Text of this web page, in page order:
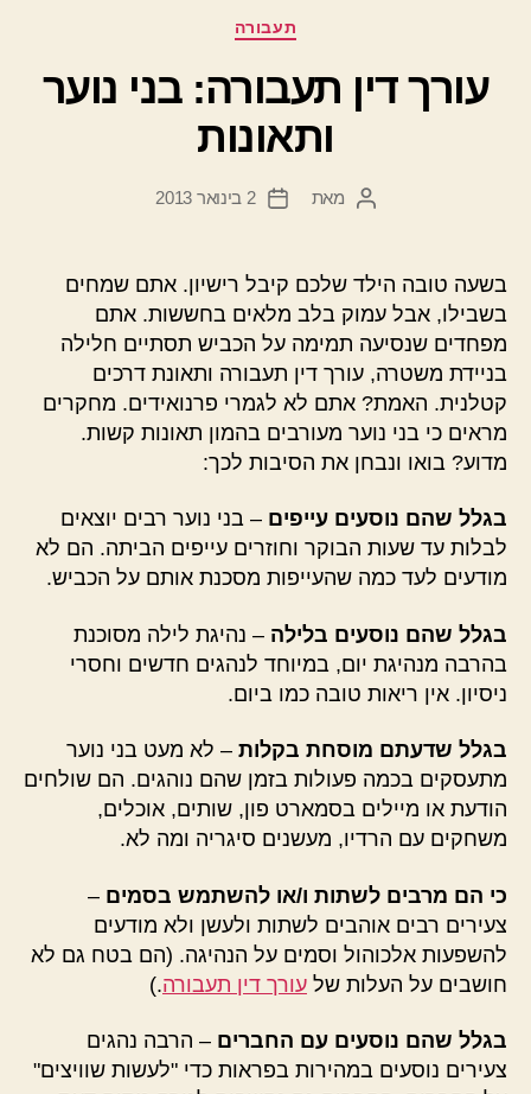
קטגוריותתעבורה
עורך דין תעבורה: בני נוער
ותאונות
המחבר
מאת
תאריך
2 בינואר 2013
בשעה טובה הילד שלכם קיבל רישיון. אתם שמחים
בשבילו, אבל עמוק בלב מלאים בחששות. אתם
מפחדים שנסיעה תמימה על הכביש תסתיים חלילה
בניידת משטרה, עורך דין תעבורה ותאונת דרכים
קטלנית. האמת? אתם לא לגמרי פרנואידים. מחקרים
מראים כי בני נוער מעורבים בהמון תאונות קשות.
מדוע? בואו ונבחן את הסיבות לכך:
בגלל שהם נוסעים עייפים – בני נוער רבים יוצאים
לבלות עד שעות הבוקר וחוזרים עייפים הביתה. הם לא
מודעים לעד כמה שהעייפות מסכנת אותם על הכביש.
בגלל שהם נוסעים בלילה – נהיגת לילה מסוכנת
בהרבה מנהיגת יום, במיוחד לנהגים חדשים וחסרי
ניסיון. אין ריאות טובה כמו ביום.
בגלל שדעתם מוסחת בקלות – לא מעט בני נוער
מתעסקים בכמה פעולות בזמן שהם נוהגים. הם שולחים
הודעת או מיילים בסמארט פון, שותים, אוכלים,
משחקים עם הרדיו, מעשנים סיגריה ומה לא.
כי הם מרבים לשתות ו/או להשתמש בסמים –
צעירים רבים אוהבים לשתות ולעשן ולא מודעים
להשפעות אלכוהול וסמים על הנהיגה. (הם בטח גם לא
חושבים על העלות של עורך דין תעבורה.)
בגלל שהם נוסעים עם החברים – הרבה נהגים
צעירים נוסעים במהירות בפראות כדי "לעשות שוויצים"